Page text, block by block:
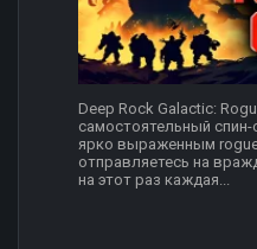
Deep Rock Galactic:
самостоятельный
ярко выраженным
отправляетесь на
на этот раз каждая...